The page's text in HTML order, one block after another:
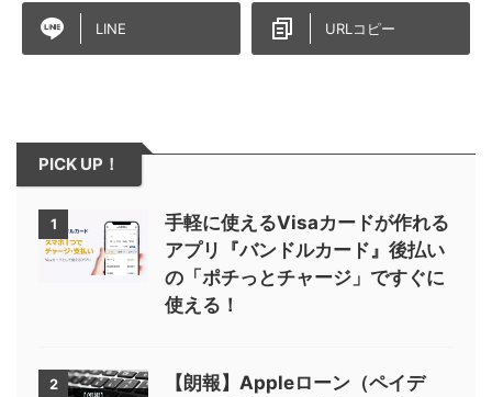
LINE URLコピー
PICK UP！
1
手軽に使えるVisaカードが作れる
アプリ『バンドルカード』後払い
の「ポチっとチャージ」ですぐに
使える！
2
【朗報】Appleローン（ペイデ